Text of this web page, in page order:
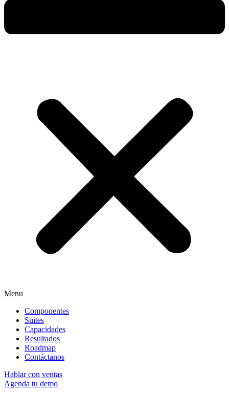
Menu
Componentes
Suites
Capacidades
Resultados
Roadmap
Contáctanos
Hablar con ventas
Agenda tu demo